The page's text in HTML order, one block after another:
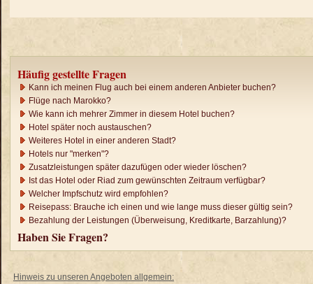
Häufig gestellte Fragen
Kann ich meinen Flug auch bei einem anderen Anbieter buchen?
Flüge nach Marokko?
Wie kann ich mehrer Zimmer in diesem Hotel buchen?
Hotel später noch austauschen?
Weiteres Hotel in einer anderen Stadt?
Hotels nur "merken"?
Zusatzleistungen später dazufügen oder wieder löschen?
Ist das Hotel oder Riad zum gewünschten Zeitraum verfügbar?
Welcher Impfschutz wird empfohlen?
Reisepass: Brauche ich einen und wie lange muss dieser gültig sein?
Bezahlung der Leistungen (Überweisung, Kreditkarte, Barzahlung)?
Haben Sie Fragen?
Hinweis zu unseren Angeboten allgemein: